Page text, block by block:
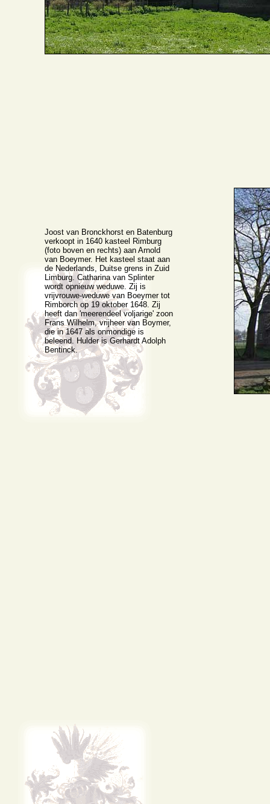
Joost van Bronckhorst en Batenburg
verkoopt in 1640 kasteel Rimburg
(foto boven en rechts) aan Arnold
van Boeymer. Het kasteel staat aan
de Nederlands, Duitse grens in Zuid
Limburg. Catharina van Splinter
wordt opnieuw weduwe. Zij is
vrijvrouwe-weduwe van Boeymer tot
Rimborch op 19 oktober 1648. Zij
heeft dan 'meerendeel voljarige' zoon
Frans Wilhelm, vrijheer van Boymer,
die in 1647 als onmondige is
beleend. Hulder is Gerhardt Adolph
Bentinck.